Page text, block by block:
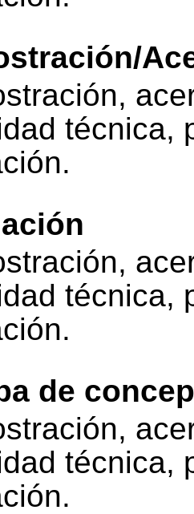
técnica,
técnica,
de
técnica,